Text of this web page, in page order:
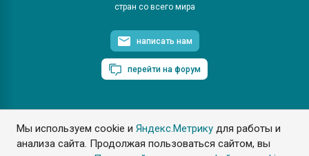
Мы используем cookie иЯндекс.Метрику для работы и
анализа сайта. Продолжая пользоваться сайтом, вы
стран со всего мира
написать нам
перейти на форум
ПластЭксперт © 2006. Все права защищены
Разрешается копирование материалов сайта с обязательной